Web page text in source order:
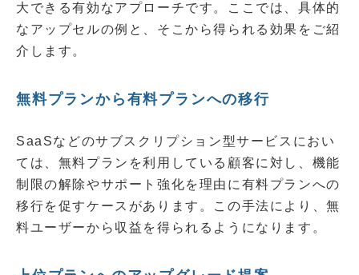
大できる有効なアプローチです。ここでは、具体的
なアップセルの例と、そこから得られる効果をご紹
介します。
無料プランから有料プランへの移行
SaaSなどのサブスクリプション型サービスにおい
ては、無料プランを利用している顧客に対し、機能
制限の解除やサポート強化を理由に有料プランへの
移行を促すケースがあります。この手法により、無
料ユーザーから収益を得られるようになります。